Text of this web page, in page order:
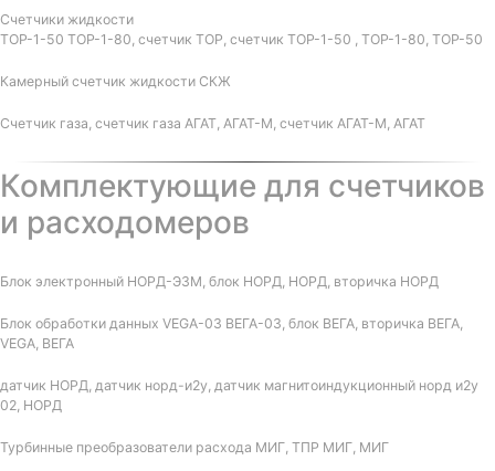
Счетчики жидкости
ТОР-1-50 ТОР-1-80, счетчик ТОР, счетчик ТОР-1-50 , ТОР-1-80, ТОР-50
Камерный счетчик жидкости СКЖ
Счетчик газа, счетчик газа АГАТ, АГАТ-М, счетчик АГАТ-М, АГАТ
Комплектующие для счетчиков
и расходомеров
Блок электронный НОРД-Э3М, блок НОРД, НОРД, вторичка НОРД
Блок обработки данных VEGA-03 ВЕГА-03, блок ВЕГА, вторичка ВЕГА,
VEGA, ВЕГА
датчик НОРД, датчик норд-и2у, датчик магнитоиндукционный норд и2у
02, НОРД
Турбинные преобразователи расхода МИГ, ТПР МИГ, МИГ